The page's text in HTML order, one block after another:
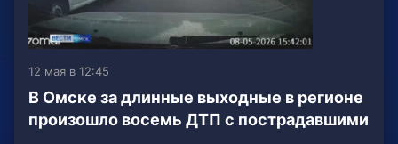
12 мая в 12:45
В Омске за длинные выходные в регионе
произошло восемь ДТП с пострадавшими